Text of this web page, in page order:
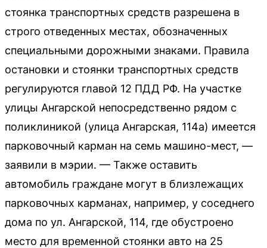
стоянка транспортных средств разрешена в
строго отведенных местах, обозначенных
специальными дорожными знаками. Правила
остановки и стоянки транспортных средств
регулируются главой 12 ПДД РФ. На участке
улицы Ангарской непосредственно рядом с
поликлиникой (улица Ангарская, 114а) имеется
парковочный карман на семь машино-мест, —
заявили в мэрии. — Также оставить
автомобиль граждане могут в близлежащих
парковочных карманах, например, у соседнего
дома по ул. Ангарской, 114, где обустроено
место для временной стоянки авто на 25